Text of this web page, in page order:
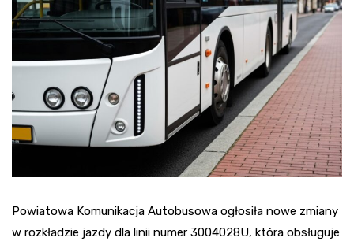
Powiatowa Komunikacja Autobusowa ogłosiła nowe zmiany
w rozkładzie jazdy dla linii numer 3004028U, która obsługuje